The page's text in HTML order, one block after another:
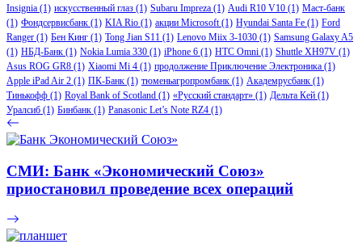
Insignia (1) искусственный глаз (1) Subaru Impreza (1) Audi R10 V10 (1) Маст-банк
(1) Фондсервисбанк (1) KIA Rio (1) акции Microsoft(1) Hyundai Santa Fe (1) Ford
Ranger (1) Бен Кинг (1) Tong Jian S11 (1) Lenovo Miix 3-1030 (1) Samsung Galaxy A5
(1) НБД-Банк (1) Nokia Lumia 330 (1) iPhone 6 (1) HTC Omni (1) Shuttle XH97V (1)
Asus ROG GR8 (1) Xiaomi Mi 4 (1) продолжение Приключение Электроника (1)
Apple iPad Air 2 (1) ПК-Банк (1) тюменьагропромбанк (1) Академрусбанк (1)
Тинькофф (1) Royal Bank of Scotland (1) «Русский стандарт» (1) Дельта Кей (1)
Уралсиб (1) Бинбанк (1) Panasonic Let’s Note RZ4 (1)
СМИ: Банк «Экономический Союз»​
приостановил проведение всех операций